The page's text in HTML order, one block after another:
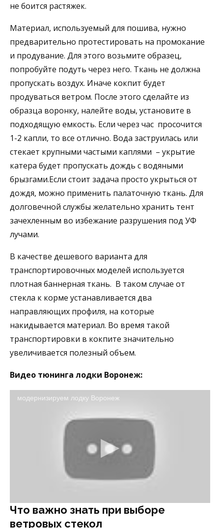
не боится растяжек.
Материал, используемый для пошива, нужно
предварительно протестировать на промокание
и продувание. Для этого возьмите образец,
попробуйте подуть через него. Ткань не должна
пропускать воздух. Иначе кокпит будет
продуваться ветром. После этого сделайте из
образца воронку, налейте воды, установите в
подходящую емкость. Если через час просочится
1-2 капли, то все отлично. Вода заструилась или
стекает крупными частыми каплями – укрытие
катера будет пропускать дождь с водяными
брызгами.Если стоит задача просто укрыться от
дождя, можно применить палаточную ткань. Для
долговечной службы желательно хранить тент
зачехленным во избежание разрушения под УФ
лучами.
В качестве дешевого варианта для
транспортировочных моделей используется
плотная баннерная ткань. В таком случае от
стекла к корме устанавливается два
направляющих профиля, на которые
накидывается материал. Во время такой
транспортировки в кокпите значительно
увеличивается полезный объем.
Видео тюнинга лодки Воронеж:
модернизируем лодку Воронеж
Что важно знать при выборе
ветровых стекол